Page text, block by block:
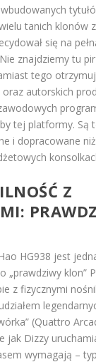
tanich klonów
się na
znajdziemy tu
tego
autorskich
tej platformy. Są
i dopracowane
Z
HG938 jest
„prawdziwy klon”
z fizycznymi
(Quattro
jak Dizzy
wymagają –